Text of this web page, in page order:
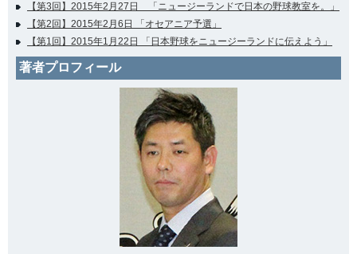
【第3回】2015年2月27日 「ニュージーランドで日本の野球教室を。」
【第2回】2015年2月6日 「オセアニア予選」
【第1回】2015年1月22日 「日本野球をニュージーランドに伝えよう」
著者プロフィール